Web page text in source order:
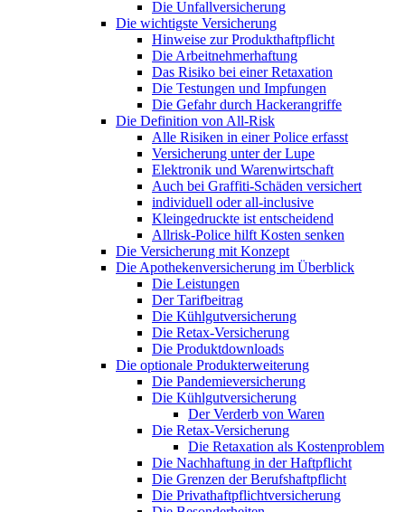
Die Unfallversicherung
Die wichtigste Versicherung
Hinweise zur Produkthaftpflicht
Die Arbeitnehmerhaftung
Das Risiko bei einer Retaxation
Die Testungen und Impfungen
Die Gefahr durch Hackerangriffe
Die Definition von All-Risk
Alle Risiken in einer Police erfasst
Versicherung unter der Lupe
Elektronik und Warenwirtschaft
Auch bei Graffiti-Schäden versichert
individuell oder all-inclusive
Kleingedruckte ist entscheidend
Allrisk-Police hilft Kosten senken
Die Versicherung mit Konzept
Die Apothekenversicherung im Überblick
Die Leistungen
Der Tarifbeitrag
Die Kühlgutversicherung
Die Retax-Versicherung
Die Produktdownloads
Die optionale Produkterweiterung
Die Pandemieversicherung
Die Kühlgutversicherung
Der Verderb von Waren
Die Retax-Versicherung
Die Retaxation als Kostenproblem
Die Nachhaftung in der Haftpflicht
Die Grenzen der Berufshaftpflicht
Die Privathaftpflichtversicherung